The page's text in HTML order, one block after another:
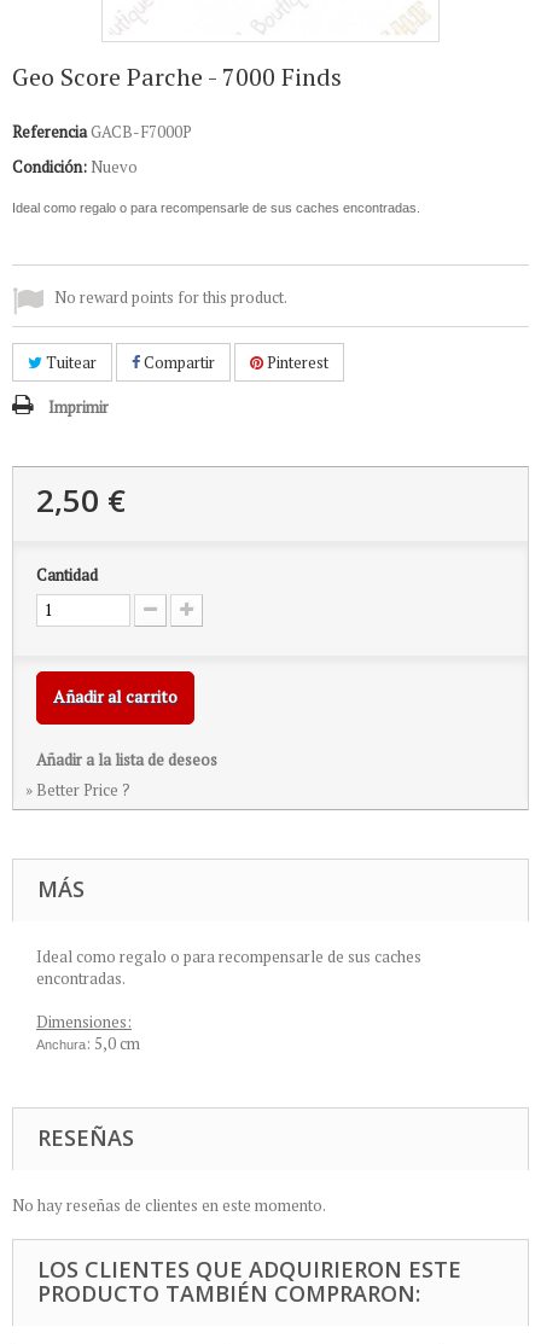
Geo Score Parche - 7000 Finds
ReferenciaGACB-F7000P
Condición: Nuevo
Ideal como regalo o para recompensarle de sus caches encontradas.
No reward points for this product.
Tuitear Compartir Pinterest
Imprimir
2,50 €
Cantidad
Añadir al carrito
Añadir a la lista de deseos
» Better Price ?
MÁS
Ideal como regalo o para recompensarle de sus caches
encontradas.
Dimensiones:
Anchura: 5,0 cm
RESEÑAS
No hay reseñas de clientes en este momento.
LOS CLIENTES QUE ADQUIRIERON ESTE
PRODUCTO TAMBIÉN COMPRARON: